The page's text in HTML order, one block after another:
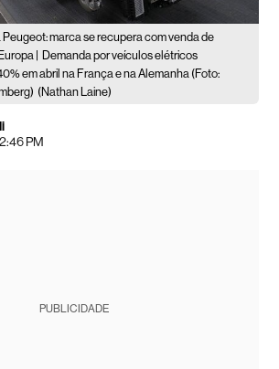
Peugeot: marca se recupera com venda de
|
Demanda por veículos elétricos
em abril na França e na Alemanha (Foto:
(Nathan Laine)
PM
PUBLICIDADE